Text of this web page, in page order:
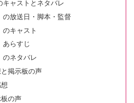
キャストとネタバレ
の放送日・脚本・監督
のキャスト
あらすじ
のネタバレ
と掲示板の声
板の声